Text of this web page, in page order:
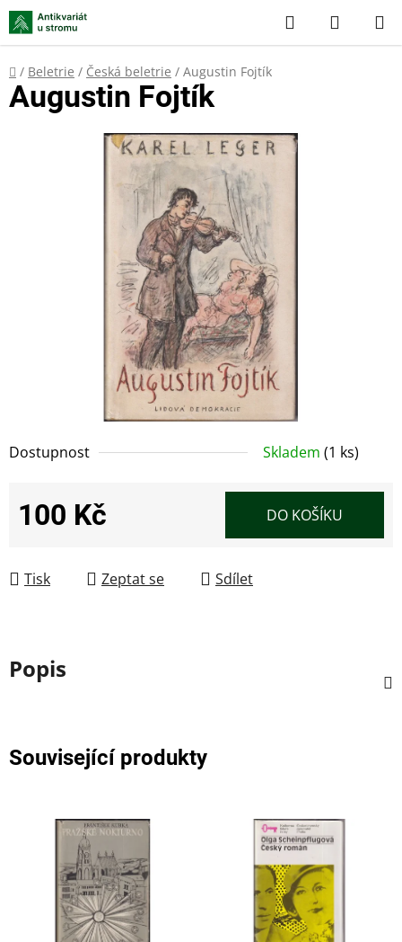
Přejít
na
obsah
Hledat
KOŠÍK
Domů
/ Beletrie / Česká beletrie / Augustin Fojtík
Dostupnost Skladem (1 ks)
100 Kč DO KOŠÍKU
Tisk Zeptat se Sdílet
Augustin Fojtík
Popis
Související produkty